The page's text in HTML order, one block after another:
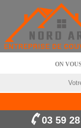
ON
03 59